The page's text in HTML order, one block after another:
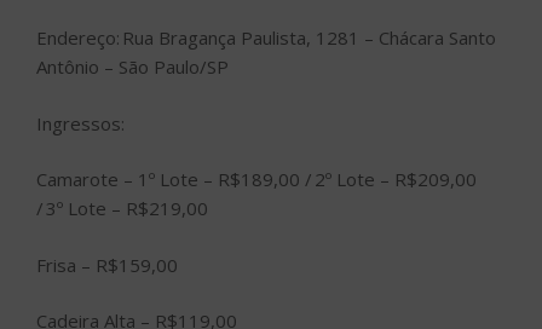
Endereço: Rua Bragança Paulista, 1281 – Chácara Santo
Antônio – São Paulo/SP
Ingressos:
Camarote – 1º Lote – R$189,00 / 2º Lote – R$209,00
/ 3º Lote – R$219,00
Frisa – R$159,00
Cadeira Alta – R$119,00